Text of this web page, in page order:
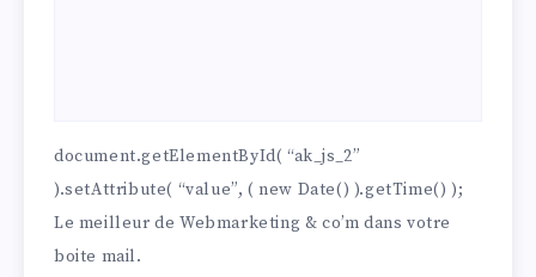
document.getElementById( “ak_js_2”
).setAttribute( “value”, ( new Date() ).getTime() );
Le meilleur de Webmarketing & co’m dans votre
boite mail.